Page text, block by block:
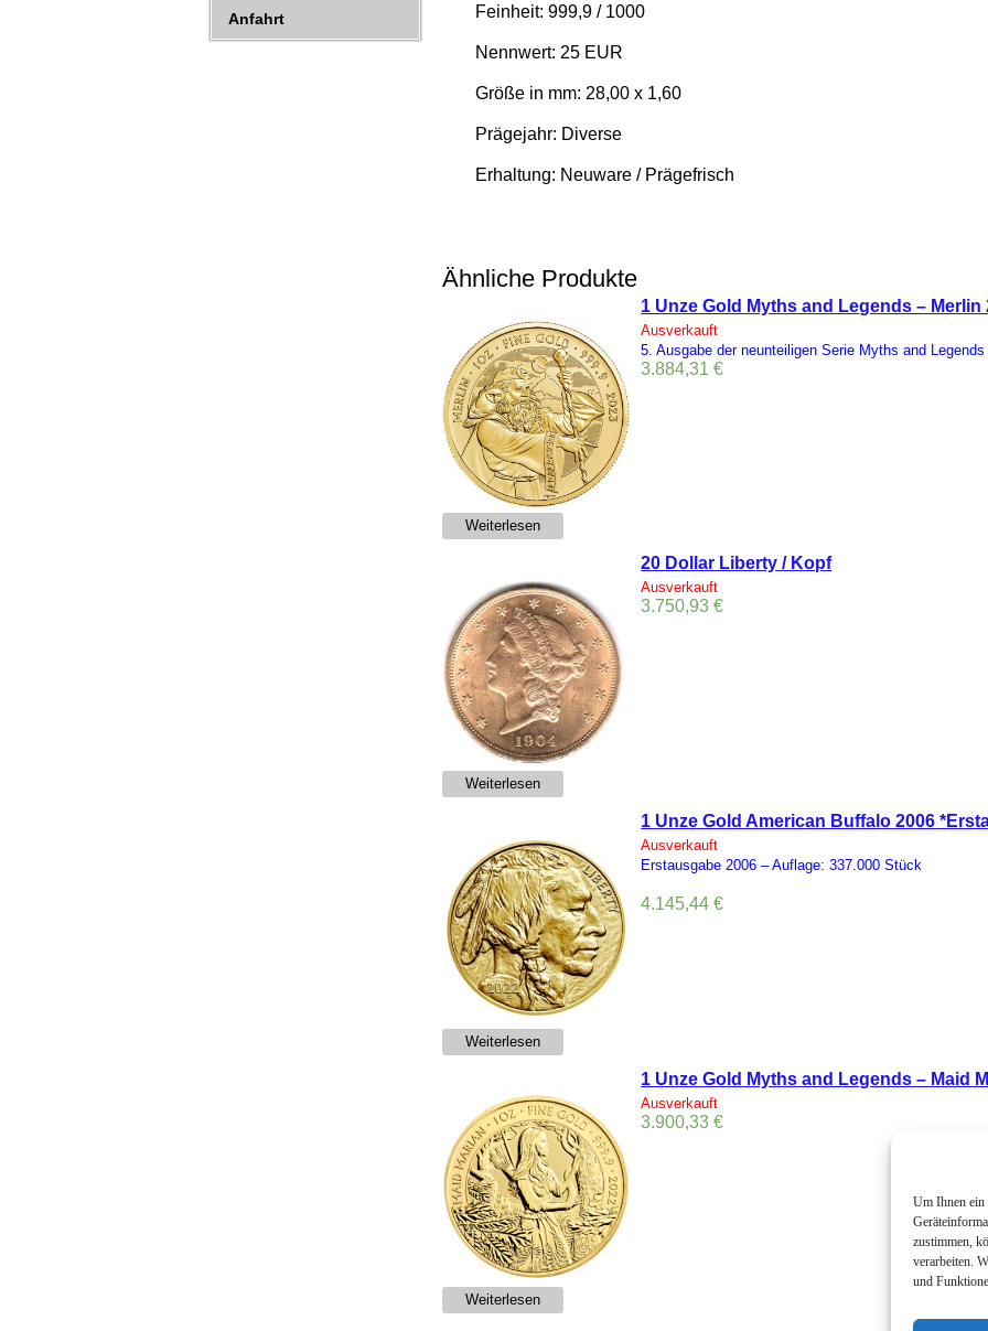
Um Ihnen ein
zustimmen,
verarbeiten.
und
Anfahrt Feinheit: 999,9 / 1000
Nennwert: 25 EUR
Größe in mm: 28,00 x 1,60
Prägejahr: Diverse
Erhaltung: Neuware / Prägefrisch
Ähnliche Produkte
Weiterlesen
1 Unze Gold Myths and Legends – Merlin
Ausverkauft
5. Ausgabe der neunteiligen Serie Myths and Legends
3.884,31€
Weiterlesen
20 Dollar Liberty / Kopf
Ausverkauft
3.750,93€
Weiterlesen
1 Unze Gold American Buffalo 2006
Ausverkauft
Erstausgabe 2006 –Auflage: 337.000 Stück
4.145,44€
Weiterlesen
1 Unze Gold Myths and Legends – Maid
Ausverkauft
3.900,33€